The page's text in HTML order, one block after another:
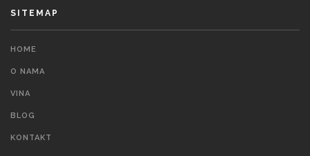
SITEMAP
HOME
O NAMA
VINA
BLOG
KONTAKT